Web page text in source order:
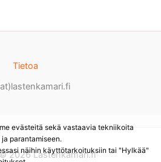
Tietoa
2026 Lastenkamari.fi
evästeitä sekä vastaavia tekniikoita
parantamiseen.
näihin käyttötarkoituksiin tai "Hylkää"